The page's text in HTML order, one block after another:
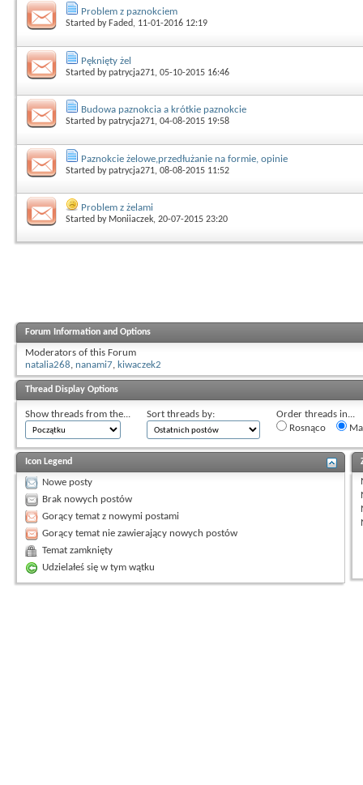
Problem z paznokciem
Started by Faded, 11-01-2016 12:19
Pęknięty żel
Started bypatrycja271, 05-10-2015 16:46
Budowa paznokcia a krótkie paznokcie
Started bypatrycja271, 04-08-2015 19:58
Paznokcie żelowe,przedłużanie na formie, opinie
Started bypatrycja271, 08-08-2015 11:52
Problem z żelami
Started by Moniiaczek, 20-07-2015 23:20
Forum Information and Options
Moderators of this Forum
natalia268, nanami7, kiwaczek2
Thread Display Options
Show threads from the... Sort threads by:
Order threads in...
Rosnąco
Icon Legend
Nowe posty
Brak nowych postów
Gorący temat z nowymi postami
Gorący temat nie zawierający nowych postów
Temat zamknięty
Udzielałeś się w tym wątku